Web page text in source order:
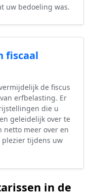
uw bedoeling was.
fiscaal
de fiscus
erfbelasting. Er
die u
geleidelijk over te
netto meer over en
tijdens uw
in de